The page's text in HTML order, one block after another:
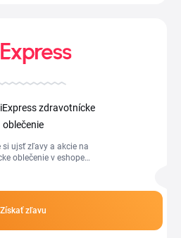
zdravotnícke
oblečenie
si ujsť zľavy a akcie na
oblečenie v eshope
Získať zľavu